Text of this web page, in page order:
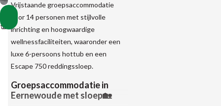
Toon
alle
afbeeldingen
Accommodaties
Vakantiehuizen
in
Nederland
Vakantiehuizen
Friesland
Vakantiehuizen
in
Eernewoude
Groepsaccommodatie
Eernewoude
0026-
B)
Vrijstaande groepsaccommodatie
voor 14 personen met stijlvolle
inrichting en hoogwaardige
wellnessfaciliteiten, waaronder een
luxe 6-persoons hottub en een
Escape 750 reddingssloep.
Groepsaccommodatie in
Eernewoude met sloep🏡